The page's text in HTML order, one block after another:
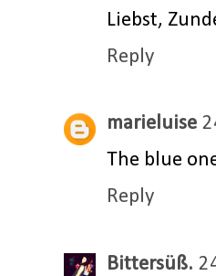
Liebst,
Reply
marieluise
The blue
Reply
Bittersüß.